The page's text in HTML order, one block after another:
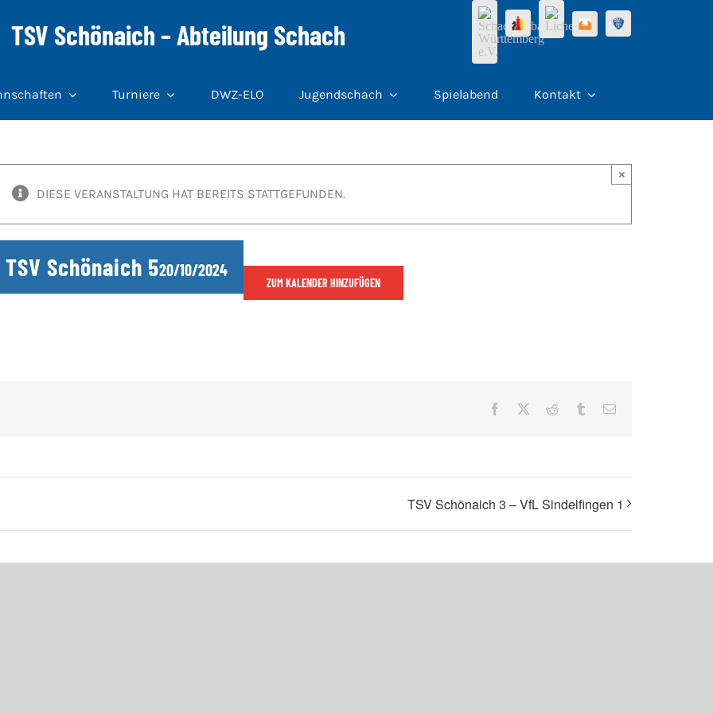
TSV Schönaich – Abteilung Schach
Turniere DWZ-ELO Jugendschach Spielabend Kontakt
DIESE VERANSTALTUNG HAT BEREITS STATTGEFUNDEN.
×
Schönaich 520/10/2024
ZUM KALENDER HINZUFÜGEN
Facebook Reddit TumblrE-
TSV Schönaich 3 – VfL Sindelfingen 1